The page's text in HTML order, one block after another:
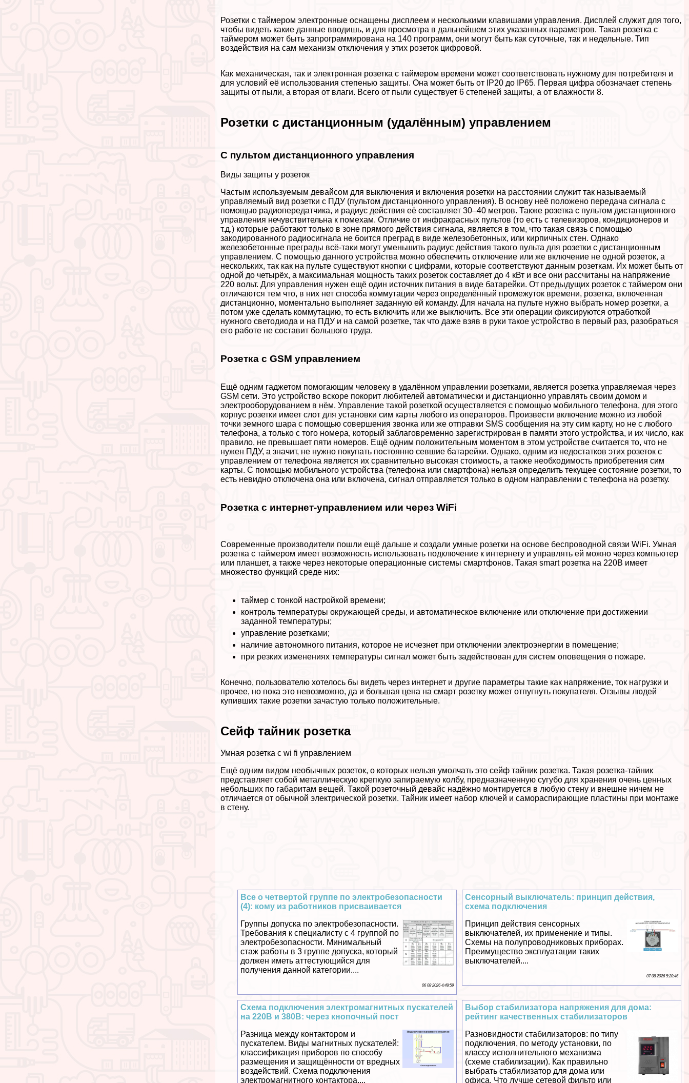
Розетки с таймером электронные оснащены дисплеем и несколькими клавишами управления. Дисплей служит для того,
чтобы видеть какие данные вводишь, и для просмотра в дальнейшем этих указанных параметров. Такая розетка с
таймером может быть запрограммирована на 140 программ, они могут быть как суточные, так и недельные. Тип
воздействия на сам механизм отключения у этих розеток цифровой.
Как механическая, так и электронная розетка с таймером времени может соответствовать нужному для потребителя и
для условий её использования степенью защиты. Она может быть от IP20 до IP65. Первая цифра обозначает степень
защиты от пыли, а вторая от влаги. Всего от пыли существует 6 степеней защиты, а от влажности 8.
Розетки с дистанционным (удалённым) управлением
С пультом дистанционного управления
Виды защиты у розеток
Частым используемым девайсом для выключения и включения розетки на расстоянии служит так называемый
управляемый вид розетки с ПДУ (пультом дистанционного управления). В основу неё положено передача сигнала с
помощью радиопередатчика, и радиус действия её составляет 30–40 метров. Также розетка с пультом дистанционного
управления нечувствительна к помехам. Отличие от инфpaкрасных пультов (то есть с телевизоров, кондиционеров и
т.д.) которые работают только в зоне прямого действия сигнала, является в том, что такая связь с помощью
закодированного радиосигнала не боится преград в виде железобетонных, или кирпичных стен. Однако
железобетонные преграды всё-таки могут уменьшить радиус действия такого пульта для розетки с дистанционным
управлением. С помощью данного устройства можно обеспечить отключение или же включение не одной розеток, а
нескольких, так как на пульте существуют кнопки с цифрами, которые соответствуют данным розеткам. Их может быть от
одной до четырёх, а максимальная мощность таких розеток составляет до 4 кВт и все они рассчитаны на напряжение
220 вольт. Для управления нужен ещё один источник питания в виде батарейки. От предыдущих розеток с таймером они
отличаются тем что, в них нет способа коммутации через определённый промежуток времени, розетка, включенная
дистанционно, моментально выполняет заданную ей комaнду. Для начала на пульте нужно выбрать номер розетки, а
потом уже сделать коммутацию, то есть включить или же выключить. Все эти операции фиксируются отработкой
нужного светодиода и на ПДУ и на самой розетке, так что даже взяв в руки такое устройство в первый раз, разобраться
его работе не составит большого труда.
Розетка с GSM управлением
Ещё одним гаджетом помогающим человеку в удалённом управлении розетками, является розетка управляемая через
GSM сети. Это устройство вскоре покорит любителей автоматически и дистанционно управлять своим домом и
электрооборудованием в нём. Управление такой розеткой осуществляется с помощью мобильного телефона, для этого
корпус розетки имеет слот для установки сим карты любого из операторов. Произвести включение можно из любой
точки земного шара с помощью совершения звонка или же отправки SMS сообщения на эту сим карту, но не с любого
телефона, а только с того номера, который заблаговременно зарегистрирован в памяти этого устройства, и их число, как
правило, не превышает пяти номеров. Ещё одним положительным моментом в этом устройстве считается то, что не
нужен ПДУ, а значит, не нужно покупать постоянно севшие батарейки. Однако, одним из недостатков этих розеток с
управлением от телефона является их сравнительно высокая стоимость, а также необходимость приобретения сим
карты. С помощью мобильного устройства (телефона или смартфона) нельзя определить текущее состояние розетки, то
есть невидно отключена она или включена, сигнал отправляется только в одном направлении с телефона на розетку.
Розетка с интернет-управлением или через WiFi
Современные производители пошли ещё дальше и создали умные розетки на основе беспроводной связи WiFi. Умная
розетка с таймером имеет возможность использовать подключение к интернету и управлять ей можно через компьютер
или планшет, а также через некоторые операционные системы смартфонов. Такая smart розетка на 220В имеет
множество функций среде них:
таймер с тонкой настройкой времени;
контроль температуры окружающей среды, и автоматическое включение или отключение при достижении
заданной температуры;
управление розетками;
наличие автономного питания, которое не исчезнет при отключении электроэнергии в помещение;
при резких изменениях температуры сигнал может быть задействован для систем оповещения о пожаре.
Конечно, пользователю хотелось бы видеть через интернет и другие параметры такие как напряжение, ток нагрузки и
прочее, но пока это невозможно, да и большая цена на смарт розетку может отпугнуть покупателя. Отзывы людей
купивших такие розетки зачастую только положительные.
Сейф тайник розетка
Умная розетка с wi fi управлением
Ещё одним видом необычных розеток, о которых нельзя умолчать это сейф тайник розетка. Такая розетка-тайник
представляет собой металлическую крепкую запираемую колбу, предназначенную сугубо для хранения очень ценных
небольших по габаритам вещей. Такой розеточный девайс надёжно монтируется в любую стену и внешне ничем не
отличается от обычной электрической розетки. Тайник имеет набор ключей и самораспирающие пластины при монтаже
в стену.
Сенсорный выключатель: принцип действия,
схема подключения
Принцип действия сенсорных
выключателей, их применение и типы.
Схемы на полупроводниковых приборах.
Преимущество эксплуатации таких
выключателей....
07 08 2026 5:20:46
Все о четвертой группе по электробезопасности
(4): кому из работников присваивается
Группы допуска по электробезопасности.
Требования к специалисту с 4 группой по
электробезопасности. Минимальный
стаж работы в 3 группе допуска, который
должен иметь аттестующийся для
получения данной категории....
06 08 2026 4:49:59
Выбор стабилизатора напряжения для дома:
рейтинг качественных стабилизаторов
Разновидности стабилизаторов: по типу
подключения, по методу установки, по
классу исполнительного механизма
(схеме стабилизации). Как правильно
выбрать стабилизатор для дома или
офиса. Что лучше сетевой фильтр или
Схема подключения электромагнитных пускателей
на 220В и 380В: через кнопочный пост
Разница между контактором и
пускателем. Виды магнитных пускателей:
классификация приборов по способу
размещения и защищённости от вредных
воздействий. Схема подключения
электромагнитного контактора....